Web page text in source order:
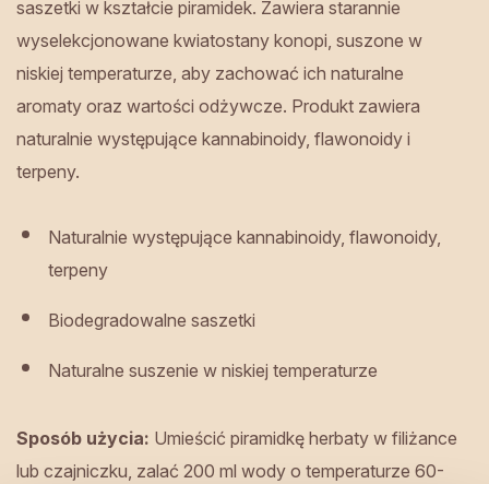
saszetki w kształcie piramidek. Zawiera starannie
wyselekcjonowane kwiatostany konopi, suszone w
niskiej temperaturze, aby zachować ich naturalne
aromaty oraz wartości odżywcze. Produkt zawiera
naturalnie występujące kannabinoidy, flawonoidy i
terpeny.
Naturalnie występujące kannabinoidy, flawonoidy,
terpeny
Biodegradowalne saszetki
Naturalne suszenie w niskiej temperaturze
Sposób użycia: Umieścić piramidkę herbaty w filiżance
lub czajniczku, zalać 200 ml wody o temperaturze 60-